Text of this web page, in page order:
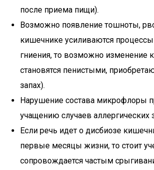
после приема пищи).
Возможно появление тошноты,
кишечнике усиливаются
гниения, то возможно изменение
становятся пенистыми,
запах).
Нарушение состава микрофлоры
учащению случаев аллергических
Если речь идет о дисбиозе
первые месяцы жизни, то стоит
сопровождается частым